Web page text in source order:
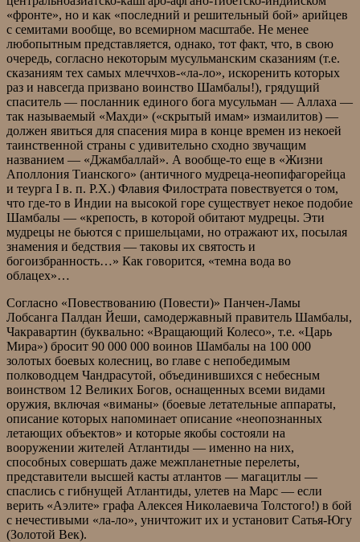
«фронте», но и как «последний и решительный бой» арийцев
с семитами вообще, во всемирном масштабе. Не менее
любопытным представляется, однако, тот факт, что, в свою
очередь, согласно некоторым мусульманским сказаниям (т.е.
сказаниям тех самых млеччхов-«ла-ло», искоренить которых
раз и навсегда призвано воинство Шамбалы!), грядущий
спаситель — посланник единого бога мусульман — Аллаха —
так называемый «Махди» («скрытый имам» измаилитов) —
должен явиться для спасения мира в конце времен из некоей
таинственной страны с удивительно сходно звучащим
названием — «Джамбаллай». А вообще-то еще в «Жизни
Аполлония Тианского» (античного мудреца-неопифагорейца
и теурга I в. п. Р.Х.) Флавия Филострата повествуется о том,
что где-то в Индии на высокой горе существует некое подобие
Шамбалы — «крепость, в которой обитают мудрецы. Эти
мудрецы не бьются с пришельцами, но отражают их, посылая
знамения и бедствия — таковы их святость и
богоизбранность…» Как говорится, «темна вода во
облацех»…
Согласно «Повествованию (Повести)» Панчен-Ламы
Лобсанга Палдан Йеши, самодержавный правитель Шамбалы,
Чакравартин (буквально: «Вращающий Колесо», т.е. «Царь
Мира») бросит 90 000 000 воинов Шамбалы на 100 000
золотых боевых колесниц, во главе с непобедимым
полководцем Чандрасутой, объединившихся с небесным
воинством 12 Великих Богов, оснащенных всеми видами
оружия, включая «виманы» (боевые летательные аппараты,
описание которых напоминает описание «неопознанных
летающих объектов» и которые якобы состояли на
вооружении жителей Атлантиды — именно на них,
способных совершать даже межпланетные перелеты,
представители высшей касты атлантов — магацитлы —
спаслись с гибнущей Атлантиды, улетев на Марс — если
верить «Аэлите» графа Алексея Николаевича Толстого!) в бой
с нечестивыми «ла-ло», уничтожит их и установит Сатья-Югу
(Золотой Век).